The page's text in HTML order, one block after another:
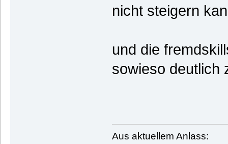
nicht steigern
und die
sowieso deutlich
Aus aktuellem Anlass: